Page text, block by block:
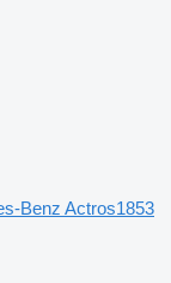
Benz Actros1853